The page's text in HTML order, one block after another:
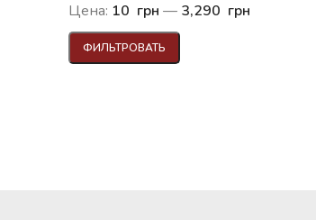
ФИЛЬТРОВАТЬ
Цена: 10 грн — 3,290 грн